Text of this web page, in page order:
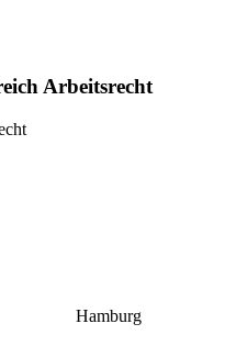
Arbeitsrecht
Hamburg